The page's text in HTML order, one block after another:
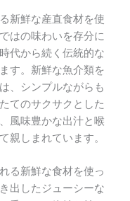
新鮮な産直食材を使
はの味わいを存分に
代から続く伝統的な
す。新鮮な魚介類を
、シンプルながらも
てのサクサクとした
風味豊かな出汁と喉
親しまれています。
る新鮮な食材を使っ
出したジューシーな